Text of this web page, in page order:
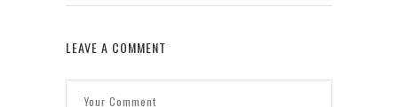
LEAVE A COMMENT